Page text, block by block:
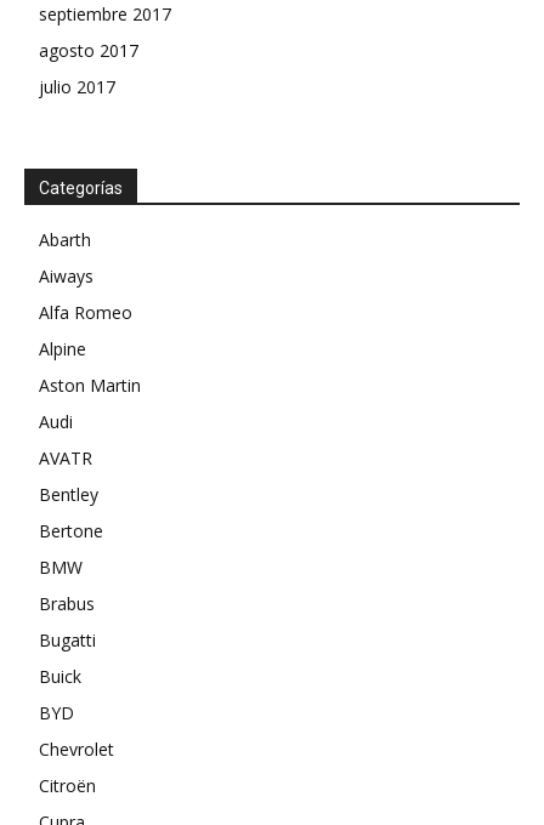
septiembre 2017
agosto 2017
julio 2017
Categorías
Abarth
Aiways
Alfa Romeo
Alpine
Aston Martin
Audi
AVATR
Bentley
Bertone
BMW
Brabus
Bugatti
Buick
BYD
Chevrolet
Citroën